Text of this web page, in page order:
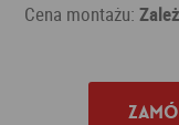
Cena montażu: